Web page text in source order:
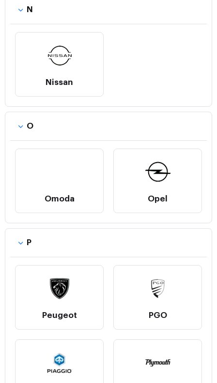
N
Nissan
O
Omoda Opel
P
Peugeot PGO